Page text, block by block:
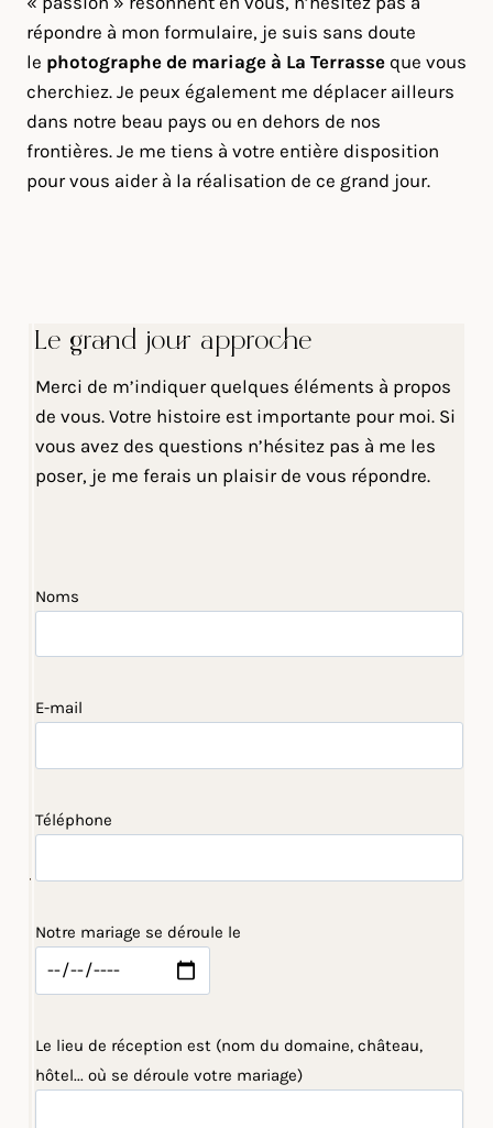
répondre à mon formulaire, je suis sans doute
le photographe de mariage à La Terrasse que vous
cherchiez. Je peux également me déplacer ailleurs
dans notre beau pays ou en dehors de nos
frontières. Je me tiens à votre entière disposition
pour vous aider à la réalisation de ce grand jour.
Le grand jour approche
Merci de m’indiquer quelques éléments à propos
de vous. Votre histoire est importante pour moi. Si
vous avez des questions n’hésitez pas à me les
poser, je me ferais un plaisir de vous répondre.
Noms
E-mail
Téléphone
Notre mariage se déroule le
Le lieu de réception est (nom du domaine, château,
hôtel... où se déroule votre mariage)